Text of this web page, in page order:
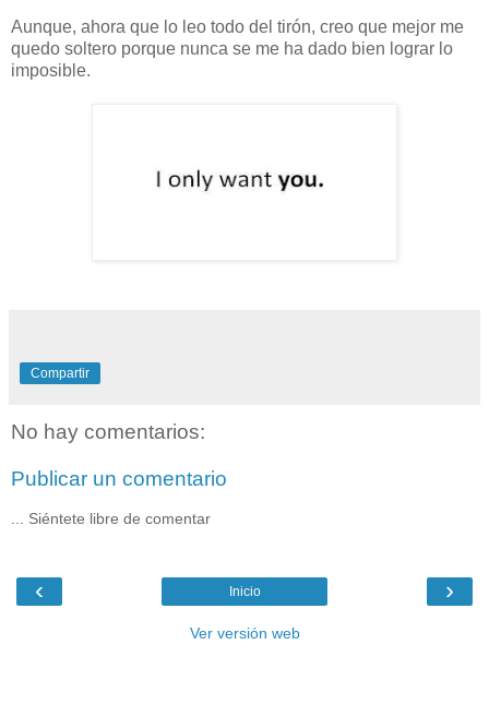
Aunque, ahora que lo leo todo del tirón, creo que mejor me
quedo soltero porque nunca se me ha dado bien lograr lo
imposible.
Compartir
No hay comentarios:
Publicar un comentario
... Siéntete libre de comentar
‹ ›
Inicio
Ver versión web